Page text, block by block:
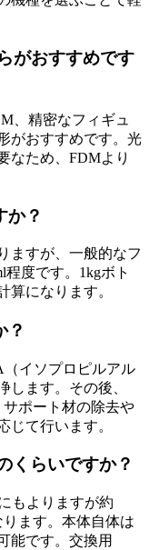
がおすすめです
、精密なフィギュ
がおすすめです。光
なため、FDMより
か？
ますが、一般的なフ
程度です。1kgボト
算になります。
？
イソプロピルアル
します。その後、
ポート材の除去や
じて行います。
くらいですか？
もよりますが約
ります。本体自体は
能です。交換用